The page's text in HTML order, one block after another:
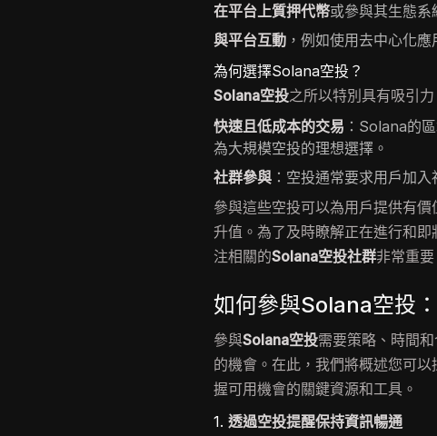
在平台上質押代幣或參與其生態系
與平台互動 ，例如使用去中心化
為何選擇Solana空投？
Solana空投之所以特別具有吸引力
快速且低成本的交易 ：Solana的
為大規模空投的理想選擇。
社群參與 ：空投通常要求用戶加
參與這些空投可以為用戶提供有
升值。為了及時瞭解正在進行和
注相關的Solana空投社群非常重要
如何參與Solana空投
參與Solana空投需要策略、時間
的機會。在此，我們將概述您可
握可用機會的關鍵資源和工具。
1.透過空投提醒保持資訊暢通